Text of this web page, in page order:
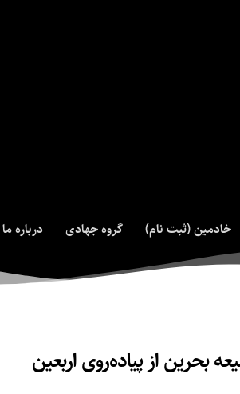
خادمین (ثبت نام) گروه جهادی درباره ما
از پیاده‌روی اربعین